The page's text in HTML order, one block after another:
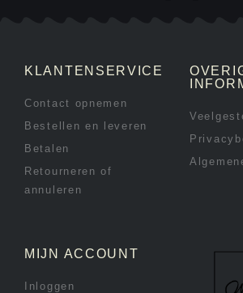
KLANTENSERVICE
Contact opnemen
Bestellen en leveren
Betalen
Retourneren of
annuleren
MIJN ACCOUNT
Inloggen